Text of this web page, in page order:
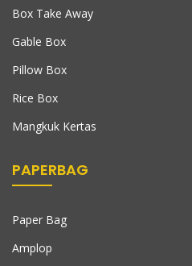
Box Take Away
Gable Box
Pillow Box
Rice Box
Mangkuk Kertas
PAPERBAG
Paper Bag
Amplop